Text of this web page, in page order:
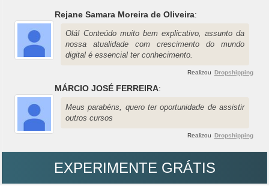
Rejane Samara Moreira de Oliveira:
Olá! Conteúdo muito bem explicativo, assunto da
nossa atualidade com crescimento do mundo
digital é essencial ter conhecimento.
Realizou Dropshipping
MÁRCIO JOSÉ FERREIRA:
Meus parabéns, quero ter oportunidade de assistir
outros cursos
Realizou Dropshipping
EXPERIMENTE GRÁTIS